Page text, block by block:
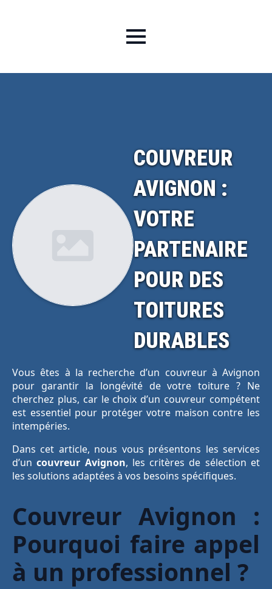
COUVREUR
AVIGNON :
VOTRE
PARTENAIRE
POUR DES
TOITURES
DURABLES
Vous êtes à la recherche d’un couvreur à Avignon
pour garantir la longévité de votre toiture ? Ne
cherchez plus, car le choix d’un couvreur compétent
est essentiel pour protéger votre maison contre les
intempéries.
Dans cet article, nous vous présentons les services
d’uncouvreur Avignon, les critères de sélection et
les solutions adaptées à vos besoins spécifiques.
Couvreur Avignon :
Pourquoi faire appel
à un professionnel ?